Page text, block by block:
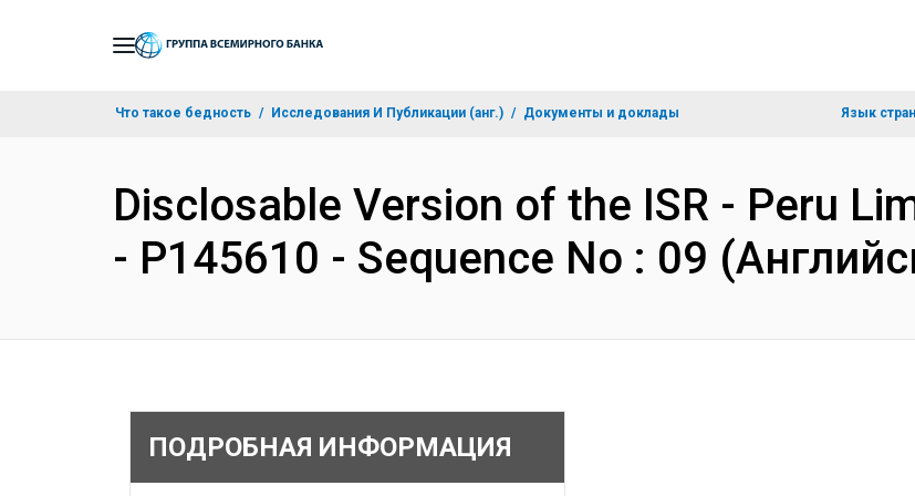
Что такое бедность Исследования И Публикации (анг.) Документы и доклады Язык
Disclosable Version of the ISR - Peru
- P145610 - Sequence No : 09
ПОДРОБНАЯ ИНФОРМАЦИЯ